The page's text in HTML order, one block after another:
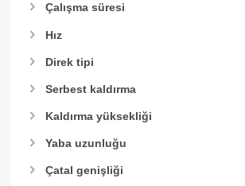
Çalışma süresi
Hız
Direk tipi
Serbest kaldırma
Kaldırma yüksekliği
Yaba uzunluğu
Çatal genişliği